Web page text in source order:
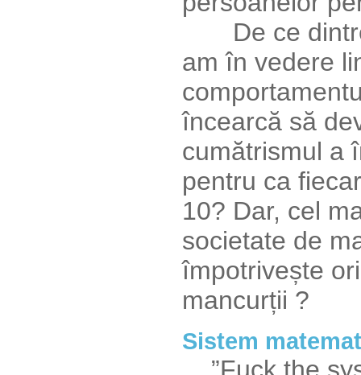
De ce dintre
am în vedere
încearcă să
cumătrismul a
pentru ca
10? Dar, cel
societate de
împotrivește
mancurții ?
Sistem